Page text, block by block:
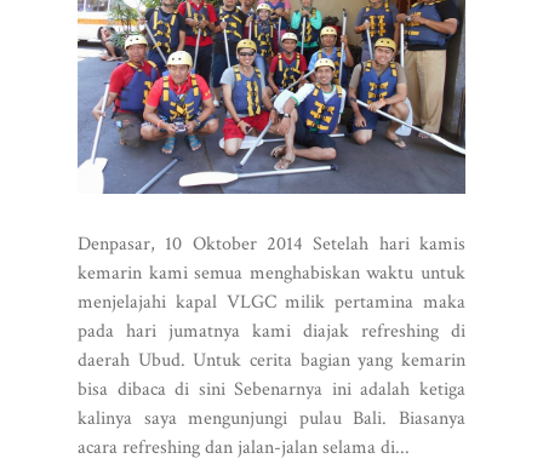
Denpasar, 10 Oktober 2014 Setelah hari kamis
kemarin kami semua menghabiskan waktu untuk
menjelajahi kapal VLGC milik pertamina maka
pada hari jumatnya kami diajak refreshing di
daerah Ubud. Untuk cerita bagian yang kemarin
bisa dibaca di sini Sebenarnya ini adalah ketiga
kalinya saya mengunjungi pulau Bali. Biasanya
acara refreshing dan jalan-jalan selama di...